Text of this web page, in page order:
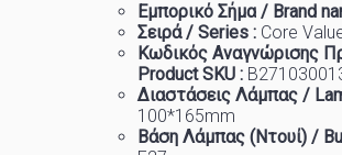
Εμπορικό Σήμα / Brand
Σειρά / Series : Core
Κωδικός Αναγνώρισης
Product SKU :
Διαστάσεις Λάμπας /
100*165mm
Βάση Λάμπας (Ντουί) /